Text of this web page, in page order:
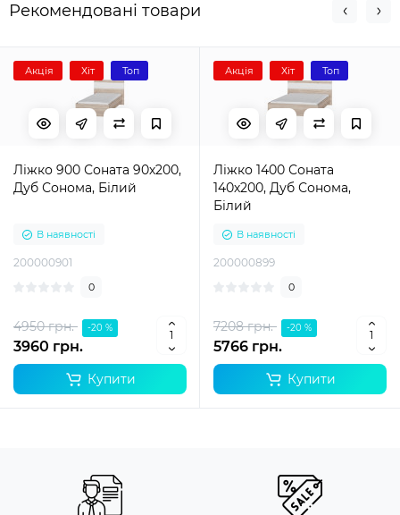
Рекомендовані товари
Акція Хіт Топ
Ліжко 900 Соната 90х200,
Дуб Сонома, Білий
В наявності
200000901
0
4950 грн. -20 %
3960 грн.
Купити
Акція Хіт Топ
Ліжко 1400 Соната
140х200, Дуб Сонома,
Білий
В наявності
200000899
0
7208 грн. -20 %
5766 грн.
Купити